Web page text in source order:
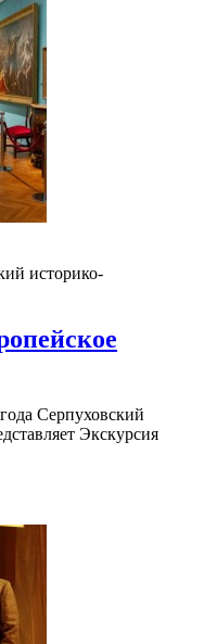
историко-
Серпуховский
Экскурсия